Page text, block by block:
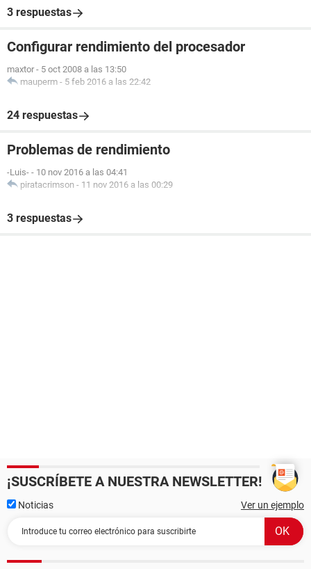
3 respuestas
Configurar rendimiento del procesador
maxtor - 5 oct 2008 a las 13:50
mauperm - 5 feb 2016 a las 22:42
24 respuestas
Problemas de rendimiento
-Luis- - 10 nov 2016 a las 04:41
piratacrimson - 11 nov 2016 a las 00:29
3 respuestas
¡SUSCRÍBETE A NUESTRA NEWSLETTER!
Noticias Ver un ejemplo